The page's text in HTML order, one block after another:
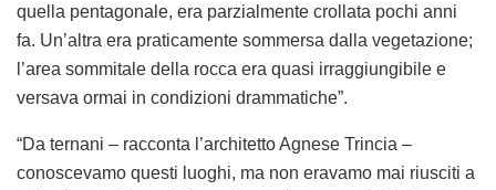
quella pentagonale, era parzialmente crollata pochi anni
fa. Un’altra era praticamente sommersa dalla vegetazione;
l’area sommitale della rocca era quasi irraggiungibile e
versava ormai in condizioni drammatiche”.
“Da ternani – racconta l’architetto Agnese Trincia –
conoscevamo questi luoghi, ma non eravamo mai riusciti a